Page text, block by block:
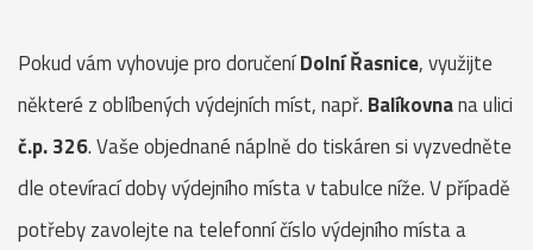
Pokud vám vyhovuje pro doručeníDolní Řasnice, využijte
některé z oblíbených výdejních míst, např. Balíkovnana ulici
č.p. 326. Vaše objednané náplně do tiskáren si vyzvedněte
dle otevírací doby výdejního místa v tabulce níže. V případě
potřeby zavolejte na telefonní číslo výdejního místa a